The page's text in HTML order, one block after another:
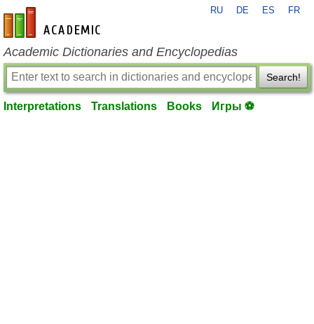
en-academic.com
RU DE ES FR
Academic Dictionaries and Encyclopedias
Search!
Interpretations Translations Books Игры ⚽